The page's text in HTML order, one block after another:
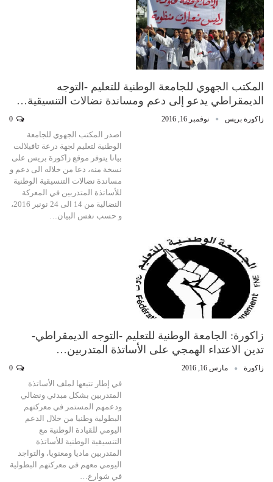
المكتب الجهوي للجامعة الوطنية للتعليم -التوجه
الديمقراطي يدعو إلى دعم ومساندة نضالات التنسيقية…
زاكورة بريس نوفمبر 16, 2016
اصدر المكتب الجهوي للجامعة
الوطنية لتعليم لجهة درعة تافيلالت
بيانا يتوفر موقع زاكورة بريس على
نسخة منه، دعا من خلاله الى دعم و
مساندة نضالات التنسيقية الوطنية
للأساتذة المتدربين في المعركة
النضالية من 14 الى 24 نونبر 2016،
و حسب نفس البيان…
زاكورة: الجامعة الوطنية للتعليم -التوجه الديمقراطي-
تدين الاعتداء الهمجي على الأساتذة المتدربين…
زاكورة مارس 16, 2016
في إطار تتبعها لملف الأساتذة
المتدربين بشكل مبدئي ونضالي
ودعمهم المستمر في معركتهم
البطولية وطنيا من خلال الدعم
اليومي للقيادة الوطنية مع
التنسيقية الوطنية للأساتذة
المتدربين ماديا ومعنويا، والتواجد
اليومي معهم في معركتهم البطولية
في شوارع…